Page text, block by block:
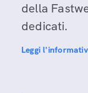
della
dedicati.
Leggi